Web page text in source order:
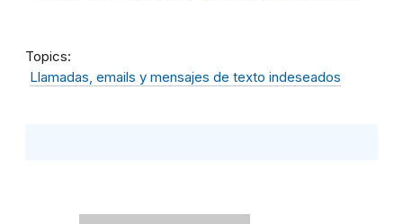
Topics
Llamadas, emails y mensajes de texto indeseados